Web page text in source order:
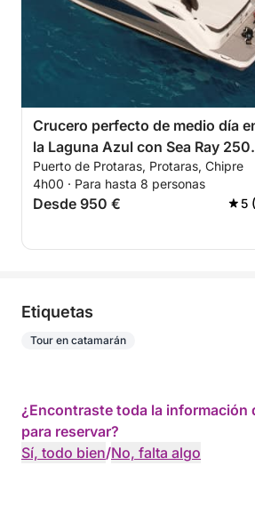
Crucero perfecto de medio día
la Laguna Azul con Sea Ray 250
SDX
Puerto de Protaras, Protaras, Chipre
4h00 · Para hasta 8 personas
Desde 950 € 5
Etiquetas
Tour en catamarán
¿Encontraste toda la información
para reservar?
Sí, todo bien/No, falta algo